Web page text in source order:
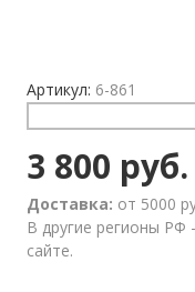
Артикул: 6-861
3 800 руб.
Доставка: от 5000
В другие регионы РФ
сайте.